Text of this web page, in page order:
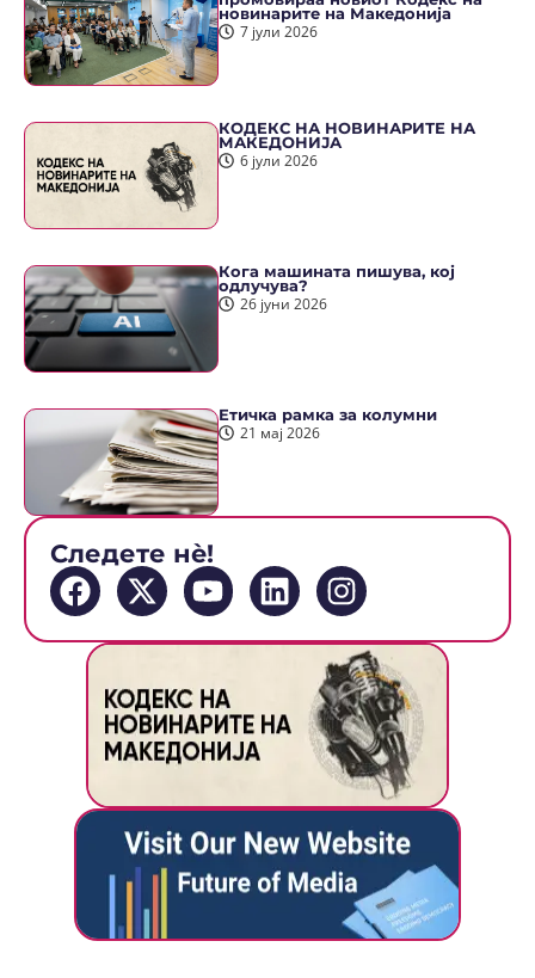
новинарите на Македонија
7 јули 2026
КОДЕКС НА НОВИНАРИТЕ НА
МАКЕДОНИЈА
6 јули 2026
Кога машината пишува, кој
одлучува?
26 јуни 2026
Етичка рамка за колумни
21 мај 2026
Следете нè!